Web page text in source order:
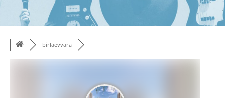
birlaevvara